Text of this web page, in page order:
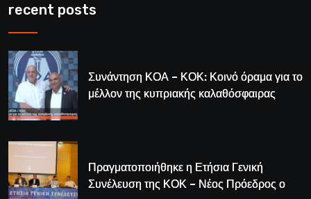
recent posts
Συνάντηση ΚΟΑ – ΚΟΚ: Κοινό όραμα για το
μέλλον της κυπριακής καλαθόσφαιρας
Πραγματοποιήθηκε η Ετήσια Γενική
Συνέλευση της ΚΟΚ – Νέος Πρόεδρος ο